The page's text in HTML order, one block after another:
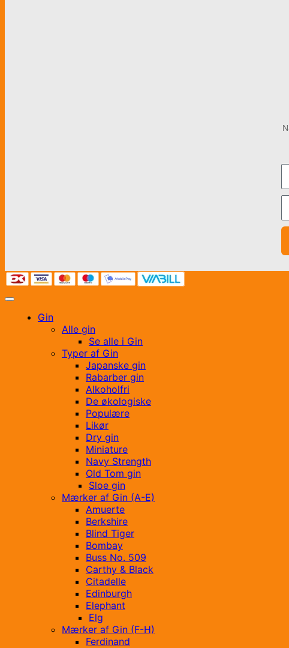
Gin
Alle gin
Se alle i Gin
Typer af Gin
Japanske gin
Rabarber gin
Alkoholfri
De økologiske
Populære
Likør
Dry gin
Miniature
Navy Strength
Old Tom gin
Sloe gin
Mærker af Gin (A-E)
Amuerte
Berkshire
Blind Tiger
Bombay
Buss No. 509
Carthy & Black
Citadelle
Edinburgh
Elephant
Elg
Mærker af Gin (F-H)
Ferdinand